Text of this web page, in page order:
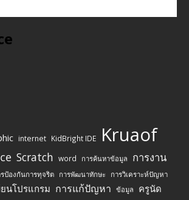
internet KidBright IDE Kruaof
Scratch word การค้นหาข้อมูล
การงาน
รป้องกันการทุจริต การพัฒนาทักษะ การวิเคราะห์ปัญหา
ยนโปรแกรม การแก้ปัญหา ข้อมูล ครูนัด